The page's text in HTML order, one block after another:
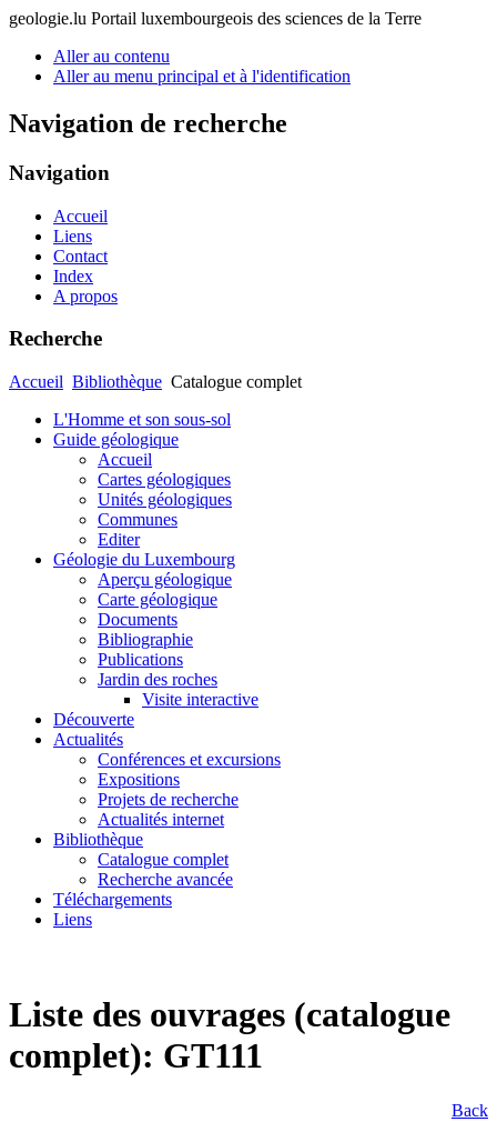
geologie.lu Portail luxembourgeois des sciences de la Terre
Aller au contenu
Aller au menu principal et à l'identification
Navigation de recherche
Navigation
Accueil
Liens
Contact
Index
A propos
Recherche
Accueil Bibliothèque Catalogue complet
L'Homme et son sous-sol
Guide géologique
Accueil
Cartes géologiques
Unités géologiques
Communes
Editer
Géologie du Luxembourg
Aperçu géologique
Carte géologique
Documents
Bibliographie
Publications
Jardin des roches
Visite interactive
Découverte
Actualités
Conférences et excursions
Expositions
Projets de recherche
Actualités internet
Bibliothèque
Catalogue complet
Recherche avancée
Téléchargements
Liens
Liste des ouvrages (catalogue
complet): GT111
Back